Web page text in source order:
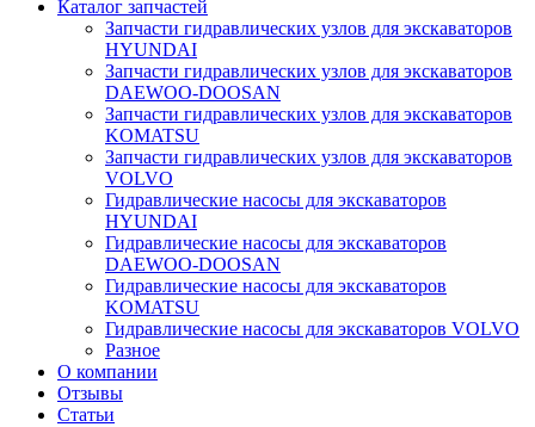
Каталог запчастей
Запчасти гидравлических узлов для экскаваторов
HYUNDAI
Запчасти гидравлических узлов для экскаваторов
DAEWOO-DOOSAN
Запчасти гидравлических узлов для экскаваторов
KOMATSU
Запчасти гидравлических узлов для экскаваторов
VOLVO
Гидравлические насосы для экскаваторов
HYUNDAI
Гидравлические насосы для экскаваторов
DAEWOO-DOOSAN
Гидравлические насосы для экскаваторов
KOMATSU
Гидравлические насосы для экскаваторов VOLVO
Разное
О компании
Отзывы
Статьи